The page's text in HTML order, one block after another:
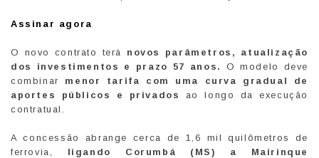
Assinar agora
O novo contrato terá novos parâmetros, atualização
dos investimentos e prazo 57 anos.
O modelo deve
combinar menor tarifa com uma curva gradual de
aportes públicos e privados
ao longo da execução
contratual.
A concessão abrange cerca de 1,6 mil quilômetros de
ferrovia, ligando Corumbá (MS) a Mairinque